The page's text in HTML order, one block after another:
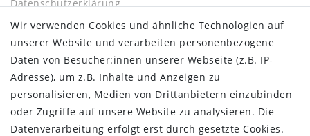
Daten­schutz­erklärung
AGB
Barrierefreiheitserklärung
Widerrufs­recht
Kontakt
Vertrag widerrufen
INFORMATIONEN:
Wir verwenden Cookies und ähnliche Technologien auf
unserer Website und verarbeiten personenbezogene
Daten von Besucher:innen unserer Webseite (z.B. IP-
Adresse), um z.B. Inhalte und Anzeigen zu
personalisieren, Medien von Drittanbietern einzubinden
oder Zugriffe auf unsere Website zu analysieren. Die
Datenverarbeitung erfolgt erst durch gesetzte Cookies.